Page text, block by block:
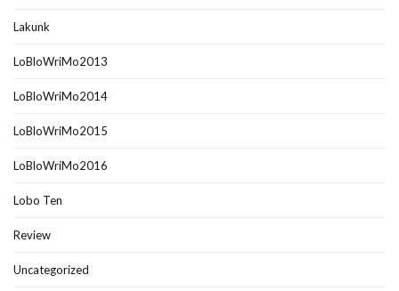
Lakunk
LoBloWriMo2013
LoBloWriMo2014
LoBloWriMo2015
LoBloWriMo2016
Lobo Ten
Review
Uncategorized